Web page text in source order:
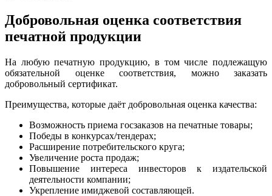
Добровольная оценка соответствия
печатной продукции
На любую печатную продукцию, в том числе подлежащую
обязательной оценке соответствия, можно заказать
добровольный сертификат.
Преимущества, которые даёт добровольная оценка качества:
Возможность приема госзаказов на печатные товары;
Победы в конкурсах/тендерах;
Расширение потребительского круга;
Увеличение роста продаж;
Повышение интереса инвесторов к издательской
деятельности компании;
Укрепление имиджевой составляющей.